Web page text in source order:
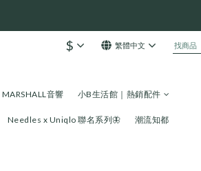
$ 繁體中文
MARSHALL音響 小B生活館｜熱銷配件
Needles x Uniqlo 聯名系列🦋 潮流知都